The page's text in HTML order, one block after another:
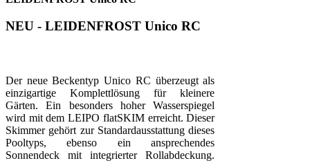
NEU - LEIDENFROST Unico RC
Der neue Beckentyp Unico RC überzeugt als
einzigartige Komplettlösung für kleinere
Gärten. Ein besonders hoher Wasserspiegel
wird mit dem LEIPO flatSKIM erreicht. Dieser
Skimmer gehört zur Standardausstattung dieses
Pooltyps, ebenso ein ansprechendes
Sonnendeck mit integrierter Rollabdeckung.